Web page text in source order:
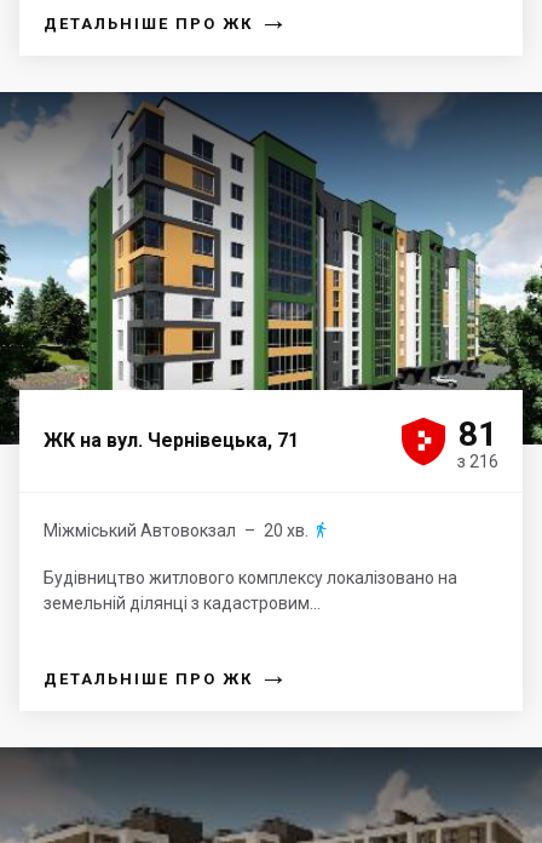
ДЕТАЛЬНІШЕ ПРО ЖК →
ЖК на вул. Чернівецька, 71 



 81
з 216
Міжміський Автовокзал – 20 хв. 
Будівництво житлового комплексу локалізовано на
земельній ділянці з кадастровим...
ДЕТАЛЬНІШЕ ПРО ЖК →